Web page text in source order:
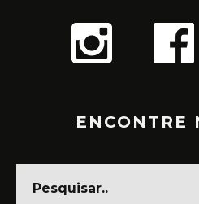
ENCONTRE